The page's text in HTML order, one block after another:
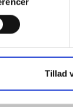
Tillad
den
Klima-,
at
udbud skal